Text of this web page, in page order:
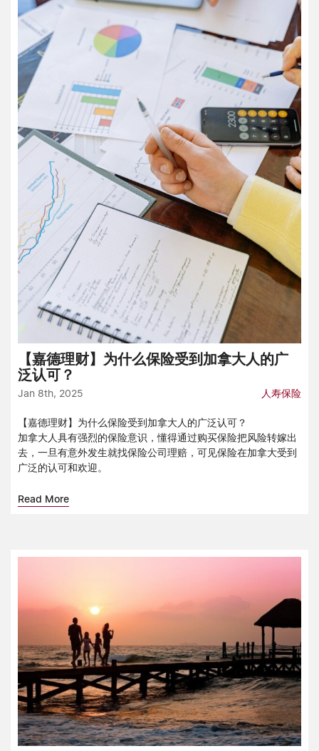
【嘉德理财】为什么保险受到加拿大人的广
泛认可？
Jan 8th, 2025 人寿保险
【嘉德理财】为什么保险受到加拿大人的广泛认可？
加拿大人具有强烈的保险意识，懂得通过购买保险把风险转嫁出
去，一旦有意外发生就找保险公司理赔，可见保险在加拿大受到
广泛的认可和欢迎。
Read More